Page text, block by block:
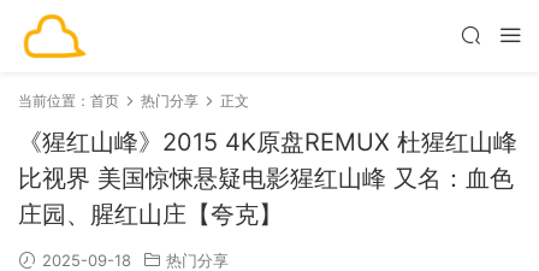
当前位置： 首页 热门分享 正文
《猩红山峰》2015 4K原盘REMUX 杜猩红山峰
比视界 美国惊悚悬疑电影猩红山峰 又名：血色
庄园、腥红山庄【夸克】
2025-09-18 热门分享